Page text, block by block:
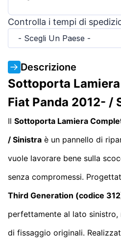
Controlla i tempi di
- Scegli Un Paese -
Descrizione
Sottoporta
Fiat Panda 2012- /
Il Sottoporta Lamiera
/ Sinistra è un pannello di
vuole lavorare bene sulla
senza compromessi.
Third Generation (codice
perfettamente al lato
di fissaggio originali.